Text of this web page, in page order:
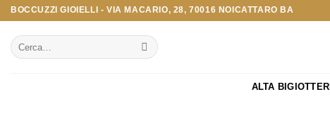
Salta
contenuti
BOCCUZZI GIOIELLI - VIA MACARIO, 28, 70016 NOICATTARO BA
Cerca:
ALTA